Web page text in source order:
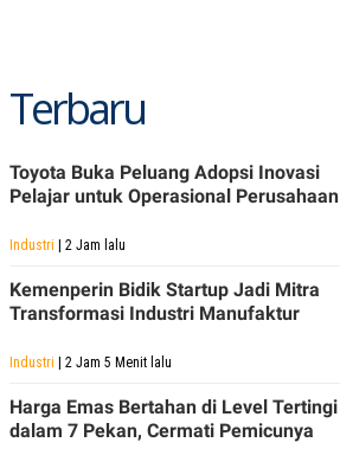
Terbaru
Toyota Buka Peluang Adopsi Inovasi
Pelajar untuk Operasional Perusahaan
Industri | 2 Jam lalu
Kemenperin Bidik Startup Jadi Mitra
Transformasi Industri Manufaktur
Industri | 2 Jam 5 Menit lalu
Harga Emas Bertahan di Level Tertingi
dalam 7 Pekan, Cermati Pemicunya